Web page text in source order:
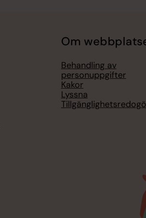
Om
Behandling av
personuppgifter
Kakor
Lyssna